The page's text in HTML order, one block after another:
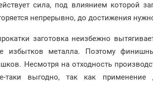
сила, под влиянием которой
непрерывно, до достижения
заготовка неизбежно
избытков металла. Поэтому
Несмотря на отходность
таки выгодно, так как применение